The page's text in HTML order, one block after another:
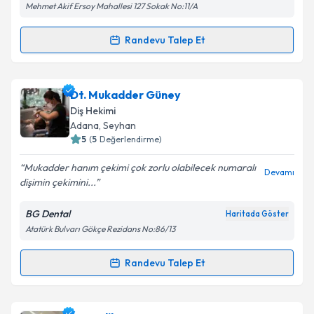
Kişisel verilerimin işlenmesine ilişkin
Metni'ni okudum ve kişisel verilerimin belirtilen
kapsamda işlenmesini kabul ediyorum.
Mehmet Akif Ersoy Mahallesi 127 Sokak No:11/A
Randevu Talep Et
Randevu Takvimi Talebi
Dt. Melis Kızakiçin randevu takvimi talebi oluşturun.
Size bu uzmandan randevu almanız için bir takvim
hazırlandığında e-posta ile bilgilendireceğiz.
Kişisel verilerimin işlenmesine ilişkin
Aydınlatma
Metni'ni okudum ve kişisel verilerimin belirtilen
kapsamda işlenmesini kabul ediyorum.
Dt. Mukadder Güney
Diş Hekimi
Adana, Seyhan
5 (5 Değerlendirme)
Mukadder hanım çekimi çok zorlu olabilecek numaralı
dişimin çekimini...
Devamı
BG Dental Haritada Göster
Atatürk Bulvarı Gökçe Rezidans No:86/13
Randevu Talep Et
Randevu Takvimi Talebi